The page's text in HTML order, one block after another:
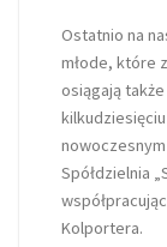
Ostatnio na
młode, które
osiągają
Spółdzielnia
Kolportera.